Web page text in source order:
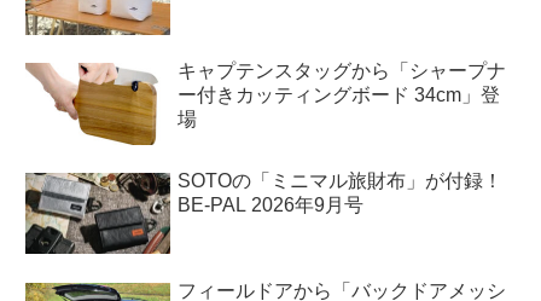
キャプテンスタッグから「シャープナ
ー付きカッティングボード 34cm」登
場
SOTOの「ミニマル旅財布」が付録！
BE-PAL 2026年9月号
フィールドアから「バックドアメッシ